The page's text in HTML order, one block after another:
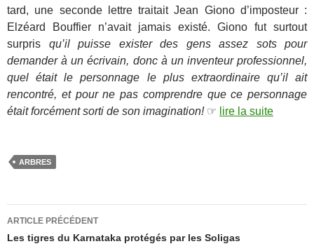
tard, une seconde lettre traitait Jean Giono d’imposteur :
Elzéard Bouffier n’avait jamais existé. Giono fut surtout
surpris qu’il puisse exister des gens assez sots pour
demander à un écrivain, donc à un inventeur professionnel,
quel était le personnage le plus extraordinaire qu’il ait
rencontré, et pour ne pas comprendre que ce personnage
était forcément sorti de son imagination!☞ lire la suite
ARBRES
Navigation
des
ARTICLE PRÉCÉDENT
Les tigres du Karnataka protégés par les Soligas